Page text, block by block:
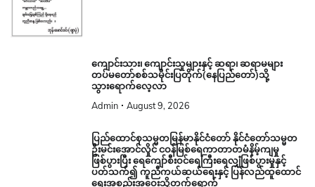
ကျောင်းသား၊ ကျောင်းသူများနှင့် ဆရာ၊ ဆရာမများ
တပ်မတော်စစ်သမိုင်းပြတိုက်(နေပြည်တော်)သို့
သွားရောက်လေ့လာ
Admin August 9, 2026
ပြည်ထောင်စုသမ္မတမြန်မာနိုင်ငံတော် နိုင်ငံတော်သမ္မတ
ဦးမင်းအောင်လှိုင် ငဝန်မြစ်ရေကာတာတမံနိမ့်ကျမှု
ဖြစ်ပွားပြီး ရေကျော်စီးဝင်ရေကြီးရေလျှံဖြစ်ပွားမှုနှင့်
ပတ်သက်၍ ကူညီကယ်ဆယ်ရေးနှင့် ပြန်လည်ထူထောင်
ရေးအစည်းအဝေးသို့တက်ရောက်